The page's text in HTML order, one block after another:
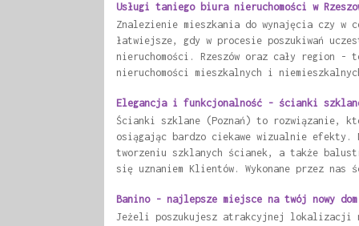
Usługi taniego biura nieruchomości w
Znalezienie mieszkania do wynajęcia czy w
łatwiejsze, gdy w procesie poszukiwań
nieruchomości. Rzeszów oraz cały region
nieruchomości mieszkalnych i
Elegancja i funkcjonalność - ścianki
Ścianki szklane (Poznań) to rozwiązanie,
osiągając bardzo ciekawe wizualnie efekty.
tworzeniu szklanych ścianek, a także
się uznaniem Klientów. Wykonane przez
Banino - najlepsze miejsce na twój nowy dom
Jeżeli poszukujesz atrakcyjnej lokalizacji